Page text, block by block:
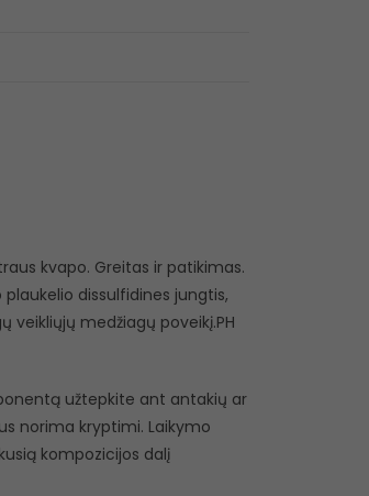
kvapo. Greitas ir patikimas.
dissulfidines jungtis,
veikliųjų medžiagų poveikį.PH
užtepkite ant antakių ar
norima kryptimi. Laikymo
kompozicijos dalį